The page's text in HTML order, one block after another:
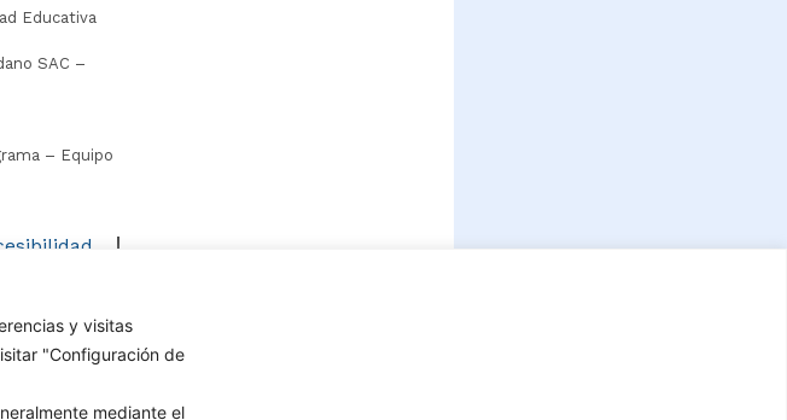
y visitas
"Configuración de
mediante el
Educativa
SAC –
– Equipo
Cúcuta